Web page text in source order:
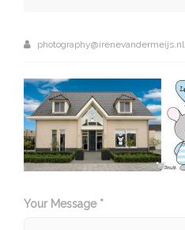
photography@irenevandermeijs.nl
Your Message *